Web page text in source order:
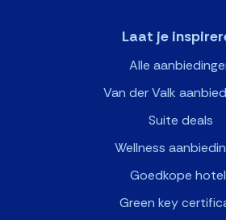
Laat je
Alle
Van der Valk
Suite deals
Wellness
Goedkope
Green key